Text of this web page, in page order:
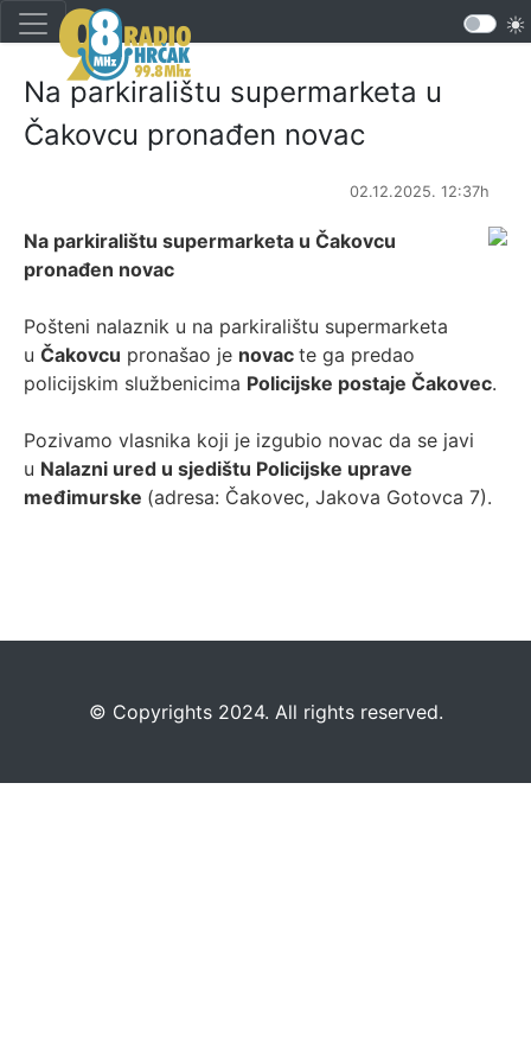
Na parkiralištu supermarketa u
Čakovcu pronađen novac
02.12.2025. 12:37h
Na parkiralištu supermarketa u Čakovcu
pronađen novac
Pošteni nalaznik u na parkiralištu supermarketa
u Čakovcu pronašao je novac te ga predao
policijskim službenicima Policijske postaje Čakovec.
Pozivamo vlasnika koji je izgubio novac da se javi
u Nalazni ured u sjedištu Policijske uprave
međimurske (adresa: Čakovec, Jakova Gotovca 7).
©️ Copyrights 2024. All rights reserved.